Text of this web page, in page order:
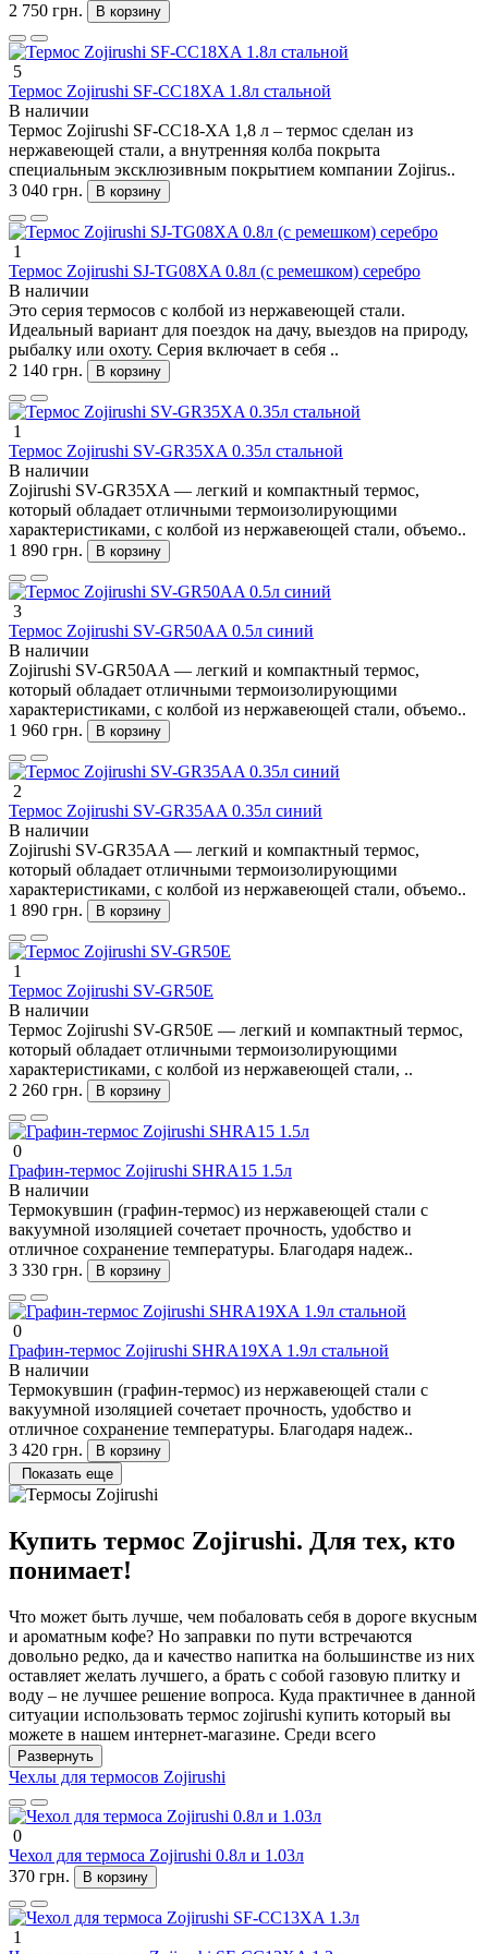
2 750 грн. В корзину
5
Термос Zojirushi SF-CС18XA 1.8л стальной
В наличии
Термос Zojirushi SF-CC18-XA 1,8 л – термос сделан из
нержавеющей стали, а внутренняя колба покрыта
специальным эксклюзивным покрытием компании Zojirus..
3 040 грн.
В корзину
1
Термос Zojirushi SJ-TG08XA 0.8л (с ремешком) серебро
В наличии
Это серия термосов с колбой из нержавеющей стали.
Идеальный вариант для поездок на дачу, выездов на природу,
рыбалку или охоту. Серия включает в себя ..
2 140 грн.
В корзину
1
Термос Zojirushi SV-GR35XA 0.35л стальной
В наличии
Zojirushi SV-GR35XA — легкий и компактный термос,
который обладает отличными термоизолирующими
характеристиками, с колбой из нержавеющей стали, объемо..
1 890 грн.
В корзину
3
Термос Zojirushi SV-GR50AA 0.5л синий
В наличии
Zojirushi SV-GR50AA — легкий и компактный термос,
который обладает отличными термоизолирующими
характеристиками, с колбой из нержавеющей стали, объемо..
1 960 грн.
В корзину
2
Термос Zojirushi SV-GR35AA 0.35л синий
В наличии
Zojirushi SV-GR35AA — легкий и компактный термос,
который обладает отличными термоизолирующими
характеристиками, с колбой из нержавеющей стали, объемо..
1 890 грн.
В корзину
1
Термос Zojirushi SV-GR50E
В наличии
Термос Zojirushi SV-GR50E — легкий и компактный термос,
который обладает отличными термоизолирующими
характеристиками, с колбой из нержавеющей стали, ..
2 260 грн.
В корзину
0
Графин-термос Zojirushi SHRA15 1.5л
В наличии
Термокувшин (графин-термос) из нержавеющей стали с
вакуумной изоляцией сочетает прочность, удобство и
отличное сохранение температуры. Благодаря надеж..
3 330 грн.
В корзину
0
Графин-термос Zojirushi SHRA19XA 1.9л стальной
В наличии
Термокувшин (графин-термос) из нержавеющей стали с
вакуумной изоляцией сочетает прочность, удобство и
отличное сохранение температуры. Благодаря надеж..
3 420 грн.
В корзину
Показать еще
Купить термос Zojirushi. Для тех, кто
понимает!
Что может быть лучше, чем побаловать себя в дороге вкусным
и ароматным кофе? Но заправки по пути встречаются
довольно редко, да и качество напитка на большинстве из них
оставляет желать лучшего, а брать с собой газовую плитку и
воду – не лучшее решение вопроса. Куда практичнее в данной
ситуации использовать термос zojirushi купить который вы
можете в нашем интернет-магазине. Среди всего
многообразия подобноых устройств продукция этого
японского производителя считается одной из лучших, именно
следует отметить, отнюдь не безосновательно!
Удобный и практичный термос
Zojirushi. Причины популярности
Продукция Zojirushi Corporation (а именно так звучит полное
Развернуть
Чехлы для термосов Zojirushi
0
Чехол для термоса Zojirushi 0.8л и 1.03л
370 грн.
В корзину
1